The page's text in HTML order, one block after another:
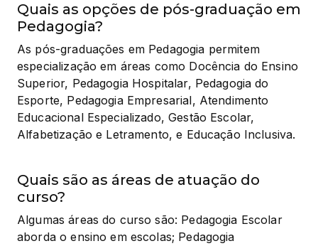
Quais as opções de pós-graduação em
Pedagogia?
As pós-graduações em Pedagogia permitem
especialização em áreas como Docência do Ensino
Superior, Pedagogia Hospitalar, Pedagogia do
Esporte, Pedagogia Empresarial, Atendimento
Educacional Especializado, Gestão Escolar,
Alfabetização e Letramento, e Educação Inclusiva.
Quais são as áreas de atuação do
curso?
Algumas áreas do curso são: Pedagogia Escolar
aborda o ensino em escolas; Pedagogia